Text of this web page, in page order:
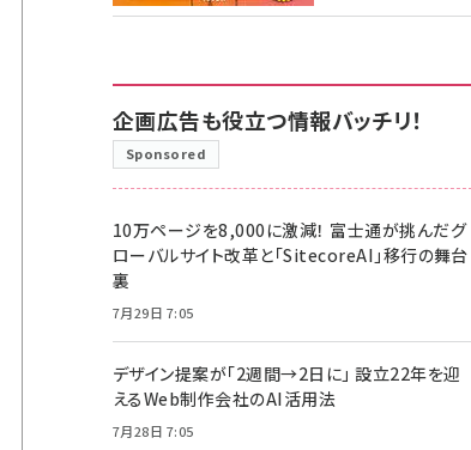
企画広告も役立つ情報バッチリ！
Sponsored
10万ページを8,000に激減！ 富士通が挑んだグ
ローバルサイト改革と「SitecoreAI」移行の舞台
裏
7月29日 7:05
デザイン提案が「2週間→2日に」 設立22年を迎
えるWeb制作会社のAI活用法
7月28日 7:05